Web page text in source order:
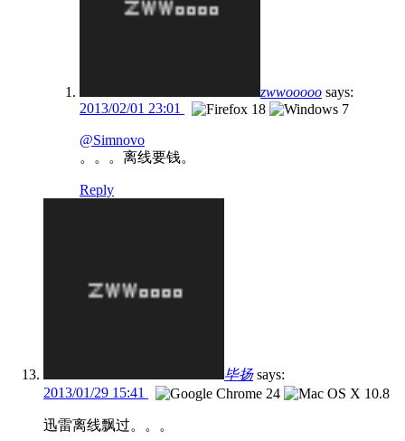
zwwooooo says:
2013/02/01 23:01
@Simnovo
。。。离线要钱。
Reply
毕扬 says:
2013/01/29 15:41
迅雷离线飘过。。。